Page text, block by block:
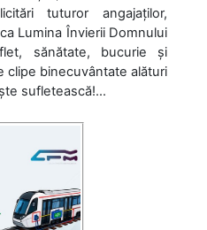
tuturor angajaților,
Lumina Învierii Domnului
sănătate, bucurie și
clipe binecuvântate alături
sufletească!...